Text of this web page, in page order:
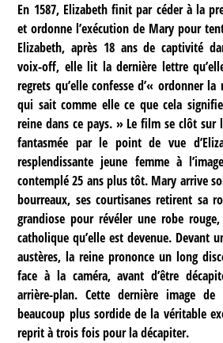
En 1587, Elizabeth finit par céder à la
et ordonne l’exécution de Mary pour
Elizabeth, après 18 ans de captivité
voix-off, elle lit la dernière lettre
regrets qu’elle confesse d’« ordonner
qui sait comme elle ce que cela
reine dans ce pays. » Le film se clôt sur
fantasmée par le point de vue
resplendissante jeune femme à
contemplé 25 ans plus tôt. Mary arrive
bourreaux, ses courtisanes retirent sa
grandiose pour révéler une robe
catholique qu’elle est devenue. Devant
austères, la reine prononce un long
face à la caméra, avant d’être
arrière-plan. Cette dernière image
beaucoup plus sordide de la véritable
reprit à trois fois pour la décapiter.